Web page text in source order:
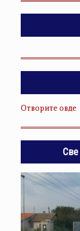
Отворите овде
Све